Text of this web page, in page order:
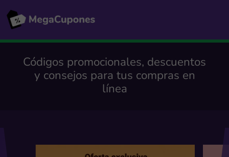
Códigos promocionales, descuentos
y consejos para tus compras en
línea